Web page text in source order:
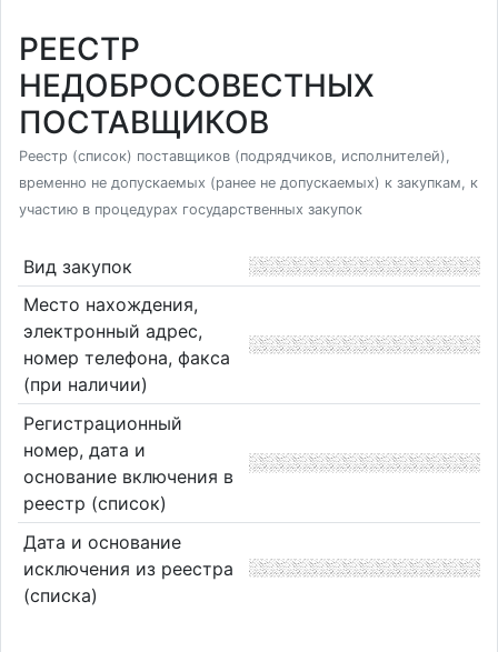
РЕЕСТР
НЕДОБРОСОВЕСТНЫХ
ПОСТАВЩИКОВ
Реестр (список) поставщиков (подрядчиков, исполнителей),
временно не допускаемых (ранее не допускаемых) к закупкам, к
участию в процедурах государственных закупок
Вид закупок
Место нахождения,
электронный адрес,
номер телефона, факса
(при наличии)
Регистрационный
номер, дата и
основание включения в
реестр (список)
Дата и основание
исключения из реестра
(списка)